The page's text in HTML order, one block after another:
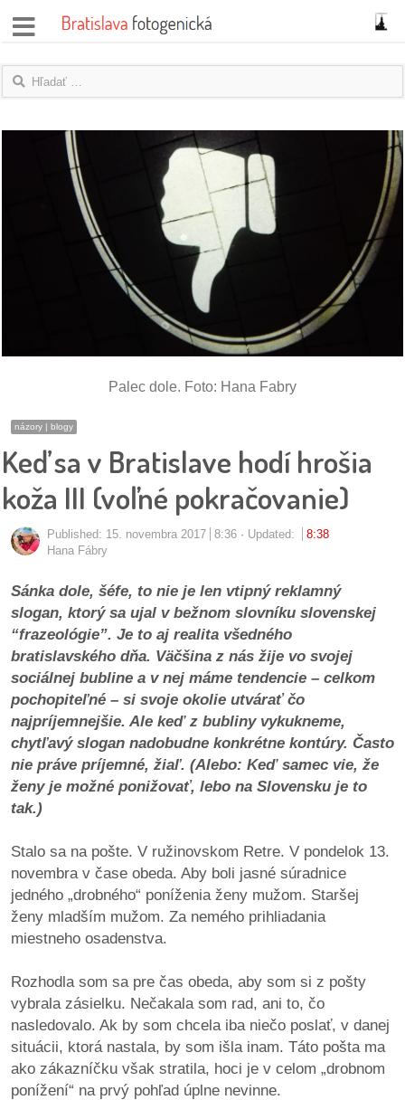
správy
Historický
zákony
časti
kauzy
konania
stavebné
konania
pripomienkové
konania
dobrá
prax
práca
petície
z
médií
Palec dole. Foto: Hana Fabry
názory | blogy
Keď sa v Bratislave hodí hrošia
koža III (voľné pokračovanie)
Published: 15. novembra 2017 8:36 Updated:
8:38
Hana Fábry
Sánka dole, šéfe, to nie je len vtipný reklamný
slogan, ktorý sa ujal v bežnom slovníku slovenskej
“frazeológie”. Je to aj realita všedného
bratislavského dňa. Väčšina z nás žije vo svojej
sociálnej bubline a v nej máme tendencie – celkom
pochopiteľné – si svoje okolie utvárať čo
najpríjemnejšie. Ale keď z bubliny vykukneme,
chytľavý slogan nadobudne konkrétne kontúry. Často
nie práve príjemné, žiaľ. (Alebo: Keď samec vie, že
ženy je možné ponižovať, lebo na Slovensku je to
tak.)
Stalo sa na pošte. V ružinovskom Retre. V pondelok 13.
novembra v čase obeda. Aby boli jasné súradnice
jedného „drobného“ poníženia ženy mužom. Staršej
ženy mladším mužom. Za nemého prihliadania
miestneho osadenstva.
Rozhodla som sa pre čas obeda, aby som si z pošty
vybrala zásielku. Nečakala som rad, ani to, čo
nasledovalo. Ak by som chcela iba niečo poslať, v danej
situácii, ktorá nastala, by som išla inam. Táto pošta ma
ako zákazníčku však stratila, hoci je v celom „drobnom
ponížení“ na prvý pohľad úplne nevinne.